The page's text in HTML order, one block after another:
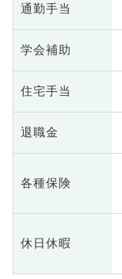
通勤手当
学会補助
住宅手当
退職金
各種保険
休日休暇